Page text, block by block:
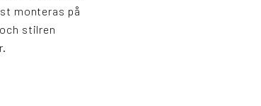
monteras på
stilren